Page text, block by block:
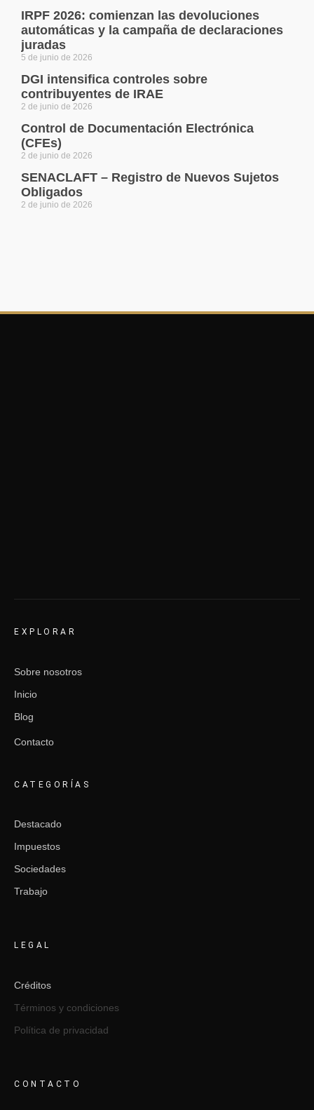
IRPF 2026: comienzan las devoluciones
automáticas y la campaña de declaraciones
juradas
5 de junio de 2026
DGI intensifica controles sobre
contribuyentes de IRAE
2 de junio de 2026
Control de Documentación Electrónica
(CFEs)
2 de junio de 2026
SENACLAFT – Registro de Nuevos Sujetos
Obligados
2 de junio de 2026
EXPLORAR
Sobre nosotros
Inicio
Blog
Contacto
CATEGORÍAS
Destacado
Impuestos
Sociedades
Trabajo
LEGAL
Créditos
Términos y condiciones
Política de privacidad
CONTACTO